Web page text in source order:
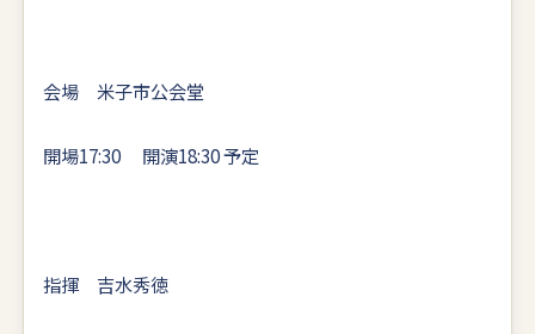
会場 米子市公会堂
開場17:30 開演18:30 予定
指揮 吉水秀徳